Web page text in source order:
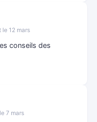
le 12 mars
conseils des
7 mars